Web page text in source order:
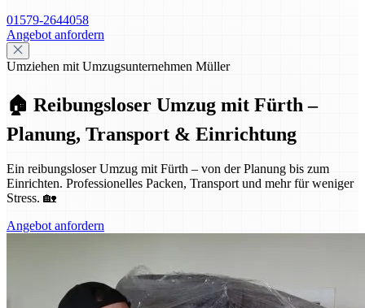
01579-2644058
Angebot anfordern
Umziehen mit Umzugsunternehmen Müller
🏠 Reibungsloser Umzug mit Fürth –
Planung, Transport & Einrichtung
Ein reibungsloser Umzug mit Fürth – von der Planung bis zum
Einrichten. Professionelles Packen, Transport und mehr für weniger
Stress. 🏡
Angebot anfordern